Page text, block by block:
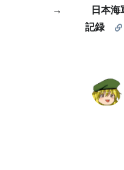
→ 日本海軍
記録